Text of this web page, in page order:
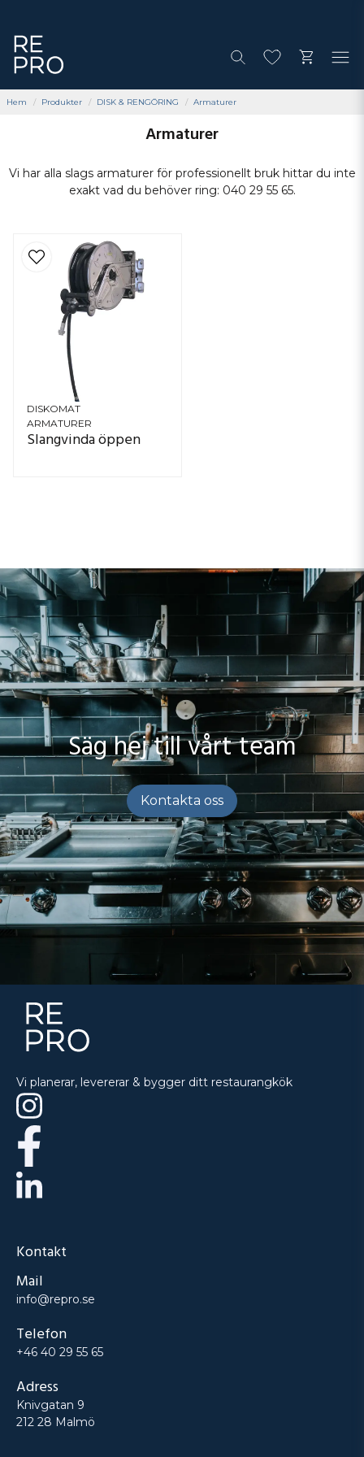
Hem Produkter DISK & RENGÖRING Armaturer
Armaturer
Vi har alla slags armaturer för professionellt bruk hittar du inte
exakt vad du behöver ring: 040 29 55 65.
DISKOMAT
ARMATURER
Slangvinda öppen
Säg hej till vårt team
Kontakta oss
Vi planerar, levererar & bygger ditt restaurangkök
Kontakt
Mail
info@repro.se
Telefon
+46 40 29 55 65
Adress
Knivgatan 9
212 28 Malmö